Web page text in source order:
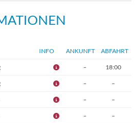
INFO ANKUNFT ABFAHRT
– 18:00
– –
– –
– –